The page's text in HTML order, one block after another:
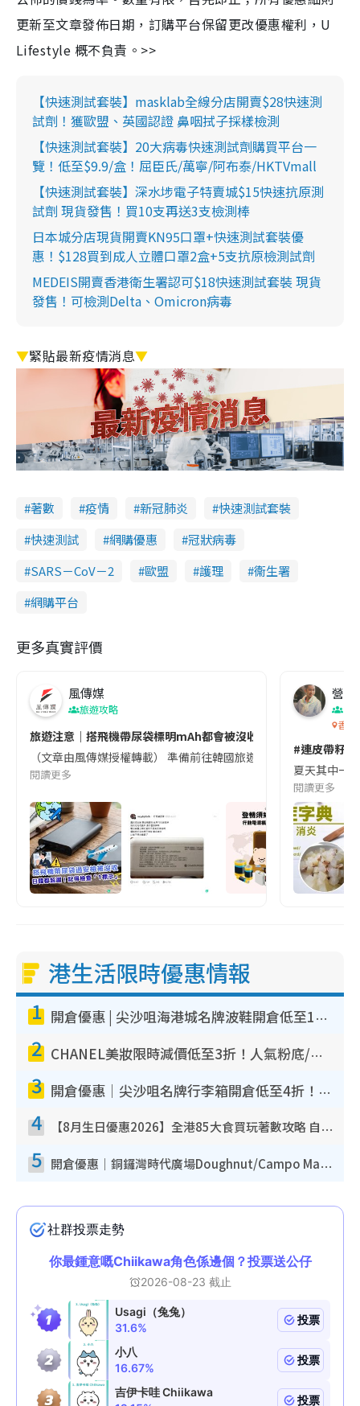
更新至文章發佈日期，訂購平台保留更改優惠權利，U
Lifestyle 概不負責。>>
【快速測試套裝】masklab全線分店開賣$28快速測
試劑！獲歐盟、英國認證 鼻咽拭子採樣檢測
【快速測試套裝】20大病毒快速測試劑購買平台一
覽！低至$9.9/盒！屈臣氏/萬寧/阿布泰/HKTVmall
【快速測試套裝】深水埗電子特賣城$15快速抗原測
試劑 現貨發售！買10支再送3支檢測棒
日本城分店現貨開賣KN95口罩+快速測試套裝優
惠！$128買到成人立體口罩2盒+5支抗原檢測試劑
MEDEIS開賣香港衛生署認可$18快速測試套裝 現貨
發售！可檢測Delta、Omicron病毒
▼緊貼最新疫情消息▼
著數 疫情 新冠肺炎
快速測試套裝
快速測試
網購優惠
冠狀病毒
SARS－CoV－2
歐盟 護理
衞生署
網購平台
更多真實評價
風傳媒
旅遊攻略
旅遊注意｜搭飛機帶尿袋標明mAh都會被沒收😱出發前切記檢查
（文章由風傳媒授權轉載） 準備前往韓國旅遊的民眾，近期要
閱讀更多
營養
香港
#連皮帶籽
夏天其中一
閱讀更多
港生活限時優惠情報
1 開倉優惠 | 尖沙咀海港城名牌波鞋開倉低至1折！On鞋$899起／Joy&Peace鞋履$98起
2 CHANEL美妝限時減價低至3折！人氣粉底/唇膏/精華液低至$275！COCO香水都有平
3 開倉優惠｜尖沙咀名牌行李箱開倉低至4折！一連5日 American Tourister/ace./Hallmark $200起！
4 【8月生日優惠2026】全港85大食買玩著數攻略 自助餐/火鍋放題同行免費＋誠品/DONKI送現金券
5 開倉優惠｜銅鑼灣時代廣場Doughnut/Campo Marzio開倉低至1折！背囊、書包、手袋劈價$200起